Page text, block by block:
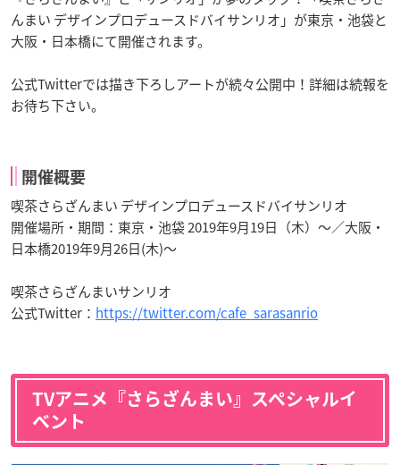
んまい デザインプロデュースドバイサンリオ」が東京・池袋と
大阪・日本橋にて開催されます。
公式Twitterでは描き下ろしアートが続々公開中！詳細は続報を
お待ち下さい。
開催概要
喫茶さらざんまい デザインプロデュースドバイサンリオ
開催場所・期間：東京・池袋 2019年9月19日（木）〜／大阪・
日本橋2019年9月26日(木)〜
喫茶さらざんまいサンリオ
公式Twitter： https://twitter.com/cafe_sarasanrio
TVアニメ『さらざんまい』スペシャルイ
ベント